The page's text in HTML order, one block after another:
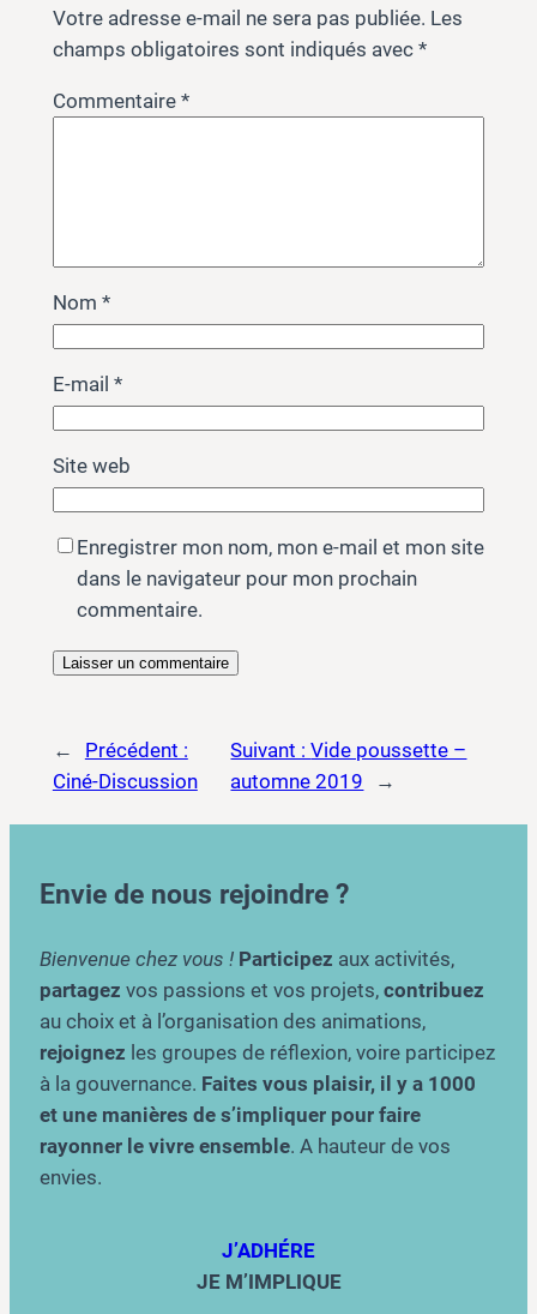
Votre adresse e-mail ne sera pas publiée. Les
champs obligatoires sont indiqués avec *
Commentaire *
Nom *
E-mail *
Site web
Enregistrer mon nom, mon e-mail et mon site
dans le navigateur pour mon prochain
commentaire.
←
Précédent :
Ciné-Discussion
Suivant :Vide poussette –
automne 2019
→
Envie de nous rejoindre ?
Bienvenue chez vous ! Participez aux activités,
partagez vos passions et vos projets, contribuez
au choix et à l’organisation des animations,
rejoignez les groupes de réflexion, voire participez
à la gouvernance. Faites vous plaisir, il y a 1000
et une manières de s’impliquer pour faire
rayonner le vivre ensemble. A hauteur de vos
envies.
J’ADHÉRE
JE M’IMPLIQUE